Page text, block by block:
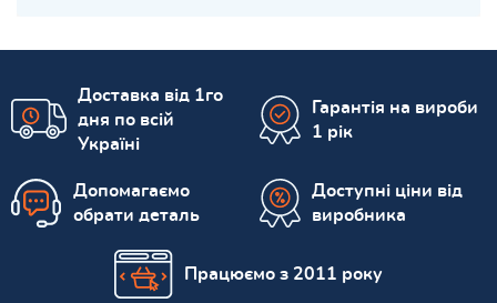
Доставка від 1го
дня по всій
Україні
Гарантія на вироби
1 рік
Допомагаємо
обрати деталь
Доступні ціни від
виробника
Працюємо з 2011 року